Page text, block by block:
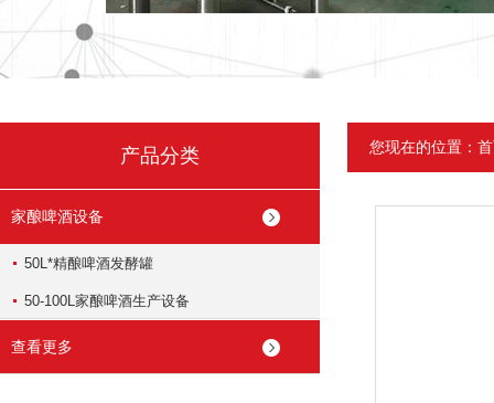
产品分类
家酿啤酒设备
50L*精酿啤酒发酵罐
50-100L家酿啤酒生产设备
查看更多
您现在的位置：